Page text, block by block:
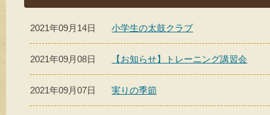
2021年09月14日 小学生の太鼓クラブ
2021年09月08日 【お知らせ】トレーニング講習会
2021年09月07日 実りの季節